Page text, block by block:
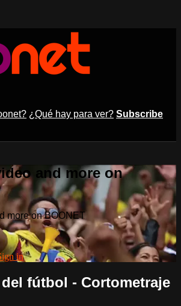
¿Qué hay para ver? Subscribe
and more on
more on BOONET
in
fútbol - Cortometraje